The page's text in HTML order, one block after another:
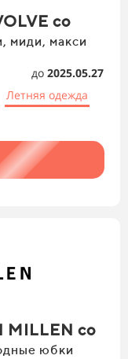
со
миди, макси
до 2025.05.27
Летняя одежда
MILLEN со
юбки